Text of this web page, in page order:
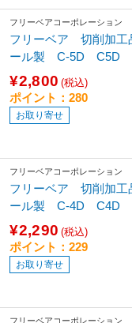
フリーベアコーポレーション
フリーベア 切削加
ール製 C-5D C5D
¥2,800 (税込)
ポイント：280
お取り寄せ
フリーベアコーポレーション
フリーベア 切削加
ール製 C-4D C4D
¥2,290 (税込)
ポイント：229
お取り寄せ
フリーベアコーポレーション